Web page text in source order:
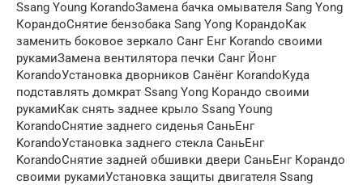
Ssang Young KorandoЗамена бачка омывателя Sang Yong
КорандоСнятие бензобака Sang Yong КорандоКак
заменить боковое зеркало Санг Енг Korando своими
рукамиЗамена вентилятора печки Санг Йонг
KorandoУстановка дворников Санёнг KorandoКуда
подставлять домкрат Ssang Yong Корандо своими
рукамиКак снять заднее крыло Ssang Young
KorandoСнятие заднего сиденья СаньЕнг
KorandoУстановка заднего стекла СаньЕнг
KorandoСнятие задней обшивки двери СаньЕнг Корандо
своими рукамиУстановка защиты двигателя Ssang